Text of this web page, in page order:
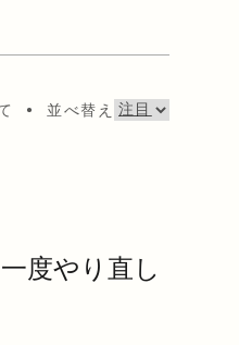
• 並べ替え
度やり直し